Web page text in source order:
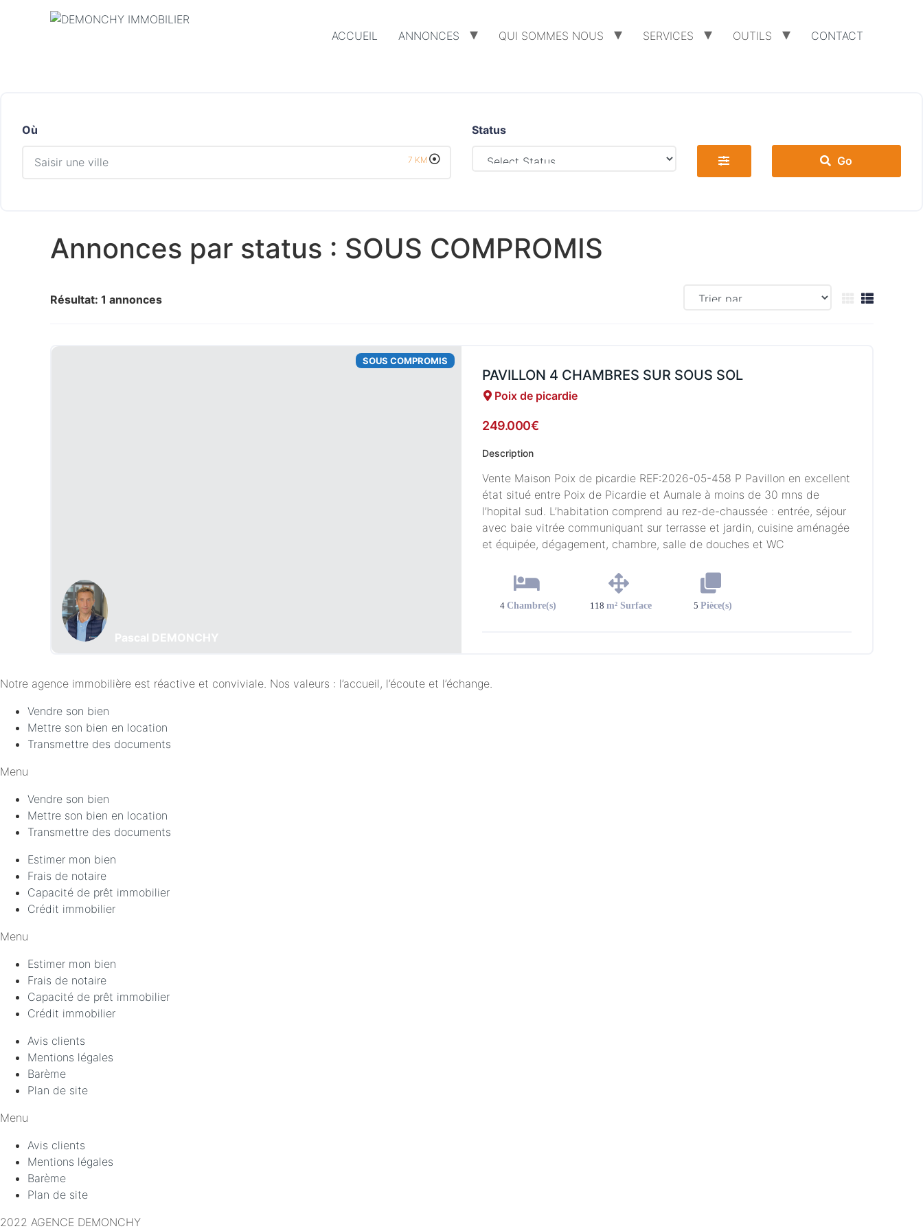
ACCUEIL ANNONCES QUI SOMMES NOUS SERVICES OUTILS CONTACT
Où
7 KM
Status
Go
Annonces par status : SOUS COMPROMIS
Résultat: 1 annonces
SOUS COMPROMIS
Pascal DEMONCHY
PAVILLON 4 CHAMBRES SUR SOUS SOL
Poix de picardie
249.000€
Description
Vente Maison Poix de picardie REF:2026-05-458 P Pavillon en excellent
état situé entre Poix de Picardie et Aumale à moins de 30 mns de
l’hopital sud. L’habitation comprend au rez-de-chaussée : entrée, séjour
avec baie vitrée communiquant sur terrasse et jardin, cuisine aménagée
et équipée, dégagement, chambre, salle de douches et WC
4Chambre(s) 118 m² Surface 5 Pièce(s)
Notre agence immobilière est réactive et conviviale. Nos valeurs : l’accueil, l’écoute et l’échange.
Vendre son bien
Mettre son bien en location
Transmettre des documents
Menu
Vendre son bien
Mettre son bien en location
Transmettre des documents
Estimer mon bien
Frais de notaire
Capacité de prêt immobilier
Crédit immobilier
Menu
Estimer mon bien
Frais de notaire
Capacité de prêt immobilier
Crédit immobilier
Avis clients
Mentions légales
Barème
Plan de site
Menu
Avis clients
Mentions légales
Barème
Plan de site
2022 AGENCE DEMONCHY